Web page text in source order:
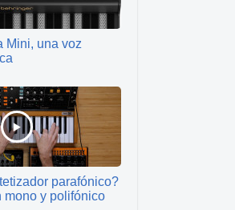
Mini, una voz
parafónico?
mono y polifónico